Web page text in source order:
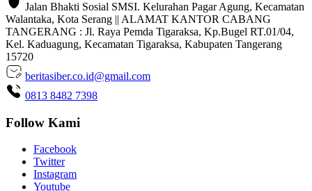
Jalan Bhakti Sosial SMSI. Kelurahan Pagar Agung, Kecamatan
Walantaka, Kota Serang || ALAMAT KANTOR CABANG
TANGERANG : Jl. Raya Pemda Tigaraksa, Kp.Bugel RT.01/04,
Kel. Kaduagung, Kecamatan Tigaraksa, Kabupaten Tangerang
15720
beritasiber.co.id@gmail.com
0813 8482 7398
Follow Kami
Facebook
Twitter
Instagram
Youtube